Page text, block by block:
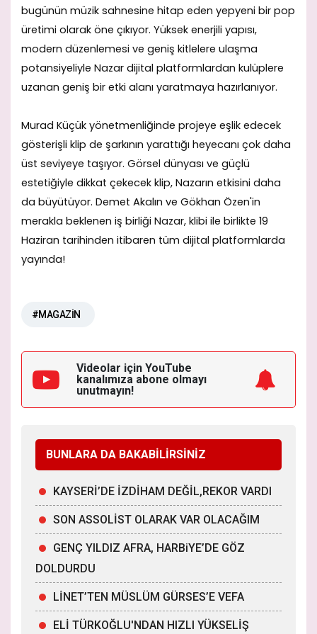
bugünün müzik sahnesine hitap eden yepyeni bir pop
üretimi olarak öne çıkıyor. Yüksek enerjili yapısı,
modern düzenlemesi ve geniş kitlelere ulaşma
potansiyeliyle Nazar dijital platformlardan kulüplere
uzanan geniş bir etki alanı yaratmaya hazırlanıyor.
Murad Küçük yönetmenliğinde projeye eşlik edecek
gösterişli klip de şarkının yarattığı heyecanı çok daha
üst seviyeye taşıyor. Görsel dünyası ve güçlü
estetiğiyle dikkat çekecek klip, Nazarın etkisini daha
da büyütüyor. Demet Akalın ve Gökhan Özen'in
merakla beklenen iş birliği Nazar, klibi ile birlikte 19
Haziran tarihinden itibaren tüm dijital platformlarda
yayında!
#MAGAZİN
Videolar için YouTube
kanalımıza abone olmayı
unutmayın!
BUNLARA DA BAKABİLİRSİNİZ
KAYSERİ’DE İZDİHAM DEĞİL,REKOR VARDI
SON ASSOLİST OLARAK VAR OLACAĞIM
GENÇ YILDIZ AFRA, HARBiYE’DE GÖZ
DOLDURDU
LİNET’TEN MÜSLÜM GÜRSES’E VEFA
ELİ TÜRKOĞLU'NDAN HIZLI YÜKSELİŞ